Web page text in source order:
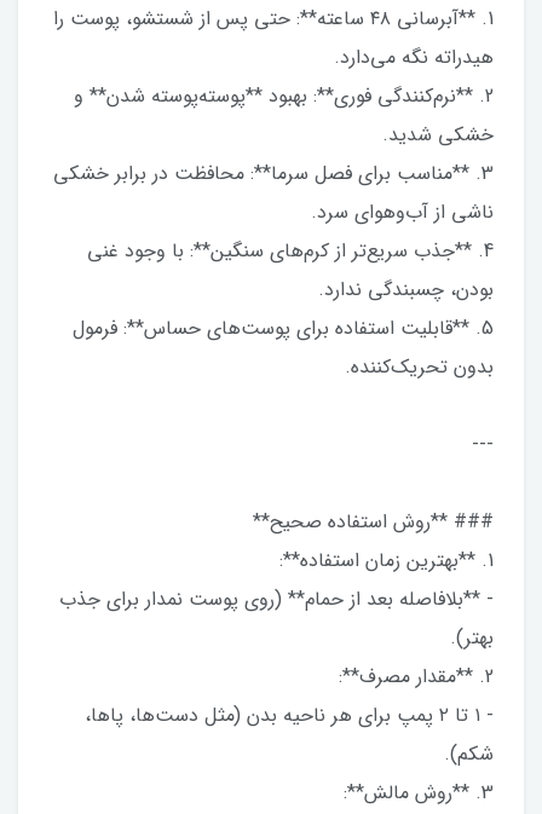
1. **آبرسانی ۴۸ ساعته**: حتی پس از شستشو، پوست را
هیدراته نگه می‌دارد.
2. **نرم‌کنندگی فوری**: بهبود **پوسته‌پوسته شدن** و
خشکی شدید.
3. **مناسب برای فصل سرما**: محافظت در برابر خشکی
ناشی از آب‌وهوای سرد.
4. **جذب سریع‌تر از کرم‌های سنگین**: با وجود غنی
بودن، چسبندگی ندارد.
5. **قابلیت استفاده برای پوست‌های حساس**: فرمول
بدون تحریک‌کننده.
---
### **روش استفاده صحیح**
1. **بهترین زمان استفاده**:
- **بلافاصله بعد از حمام** (روی پوست نمدار برای جذب
بهتر).
2. **مقدار مصرف**:
- ۱ تا ۲ پمپ برای هر ناحیه بدن (مثل دست‌ها، پاها،
شکم).
3. **روش مالش**: